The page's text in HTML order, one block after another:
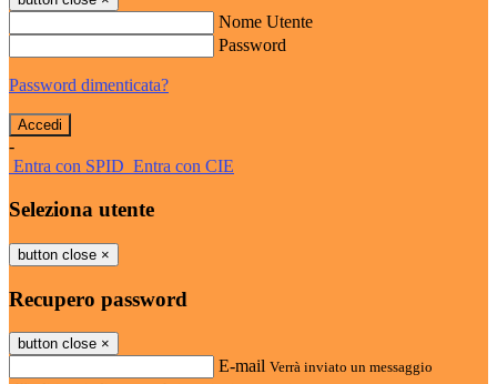
Nome Utente
Password
Password dimenticata?
-
Entra con SPID Entra con CIE
Seleziona utente
button close ×
Recupero password
button close ×
E-mail Verrà inviato un messaggio